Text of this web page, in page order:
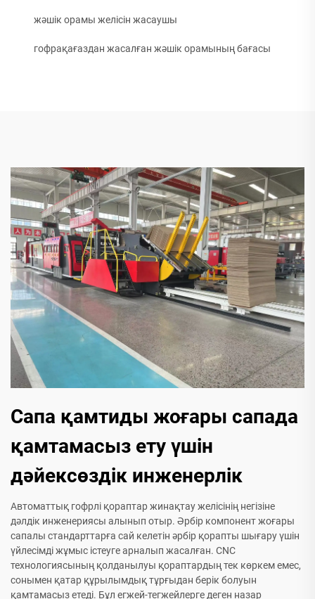
жәшік орамы желісін жасаушы
гофрақағаздан жасалған жәшік орамының бағасы
Сапа қамтиды жоғары сапада
қамтамасыз ету үшін
дәйексөздік инженерлік
Автоматтық гофрлі қораптар жинақтау желісінің негізіне
дәлдік инженериясы алынып отыр. Әрбір компонент жоғары
сапалы стандарттарға сай келетін әрбір қорапты шығару үшін
үйлесімді жұмыс істеуге арналып жасалған. CNC
технологиясының қолданылуы қораптардың тек көркем емес,
сонымен қатар құрылымдық тұрғыдан берік болуын
қамтамасыз етеді. Бұл егжей-тегжейлерге деген назар